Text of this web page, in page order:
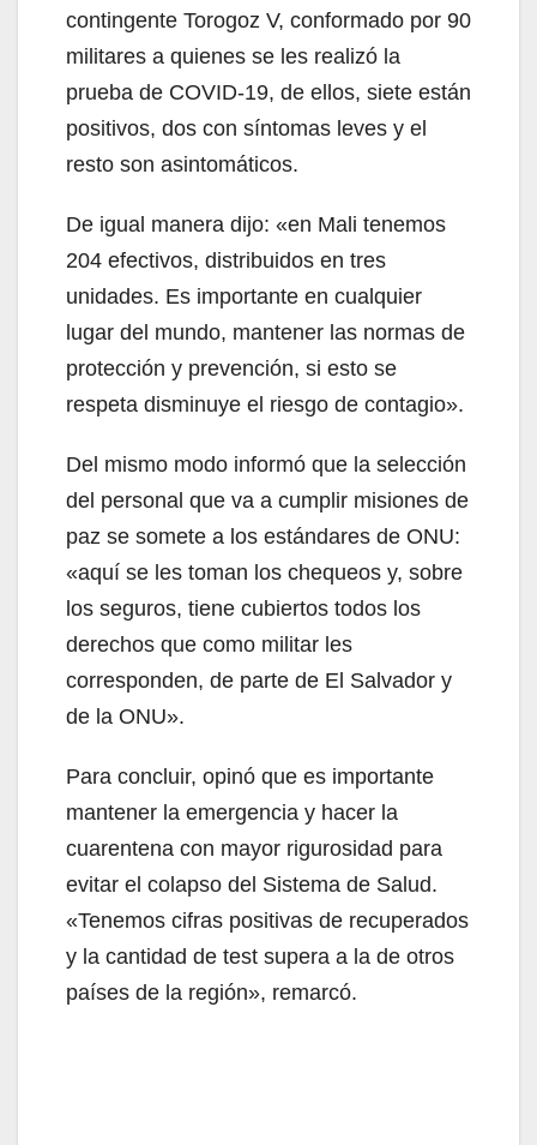
contingente Torogoz V, conformado por 90
militares a quienes se les realizó la
prueba de COVID-19, de ellos, siete están
positivos, dos con síntomas leves y el
resto son asintomáticos.
De igual manera dijo: «en Mali tenemos
204 efectivos, distribuidos en tres
unidades. Es importante en cualquier
lugar del mundo, mantener las normas de
protección y prevención, si esto se
respeta disminuye el riesgo de contagio».
Del mismo modo informó que la selección
del personal que va a cumplir misiones de
paz se somete a los estándares de ONU:
«aquí se les toman los chequeos y, sobre
los seguros, tiene cubiertos todos los
derechos que como militar les
corresponden, de parte de El Salvador y
de la ONU».
Para concluir, opinó que es importante
mantener la emergencia y hacer la
cuarentena con mayor rigurosidad para
evitar el colapso del Sistema de Salud.
«Tenemos cifras positivas de recuperados
y la cantidad de test supera a la de otros
países de la región», remarcó.